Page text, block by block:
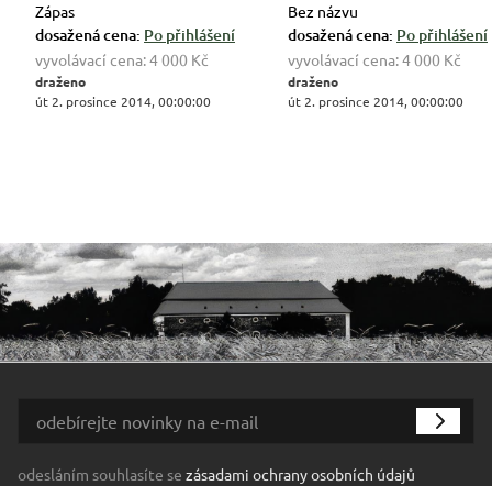
Zápas
dosažená cena: Po přihlášení
vyvolávací cena:4 000 Kč
draženo
út 2. prosince 2014, 00:00:00
Bez názvu
dosažená cena: Po přihlášení
vyvolávací cena:4 000 Kč
draženo
út 2. prosince 2014, 00:00:00
odesláním souhlasíte se zásadami ochrany osobních údajů